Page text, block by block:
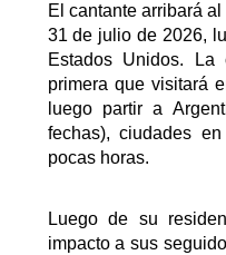
El cantante arribaráal
31 de julio de 2026,
Estados Unidos. La
primera que visitará
luego partir a
fechas),ciudades
pocas horas.
Luego de su
impacto a sus